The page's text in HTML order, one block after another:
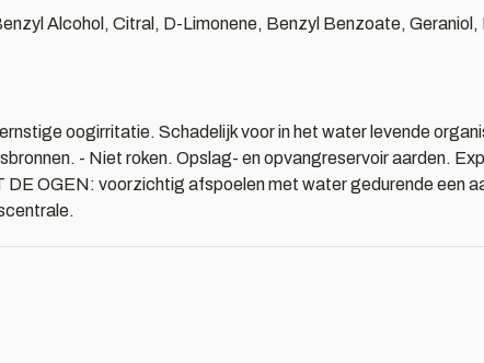
Alcohol, Citral, D-Limonene, Benzyl Benzoate,
oogirritatie. Schadelijk voor in het water levende
- Niet roken. Opslag- en opvangreservoir aarden.
OGEN: voorzichtig afspoelen met water gedurende een